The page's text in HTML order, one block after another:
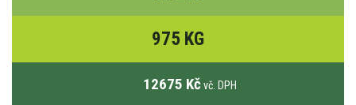
975 KG
12675 Kč vč. DPH